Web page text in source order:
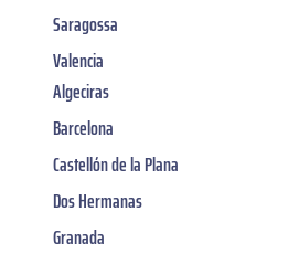
Saragossa
Valencia
Algeciras
Barcelona
Castellón de la Plana
Dos Hermanas
Granada